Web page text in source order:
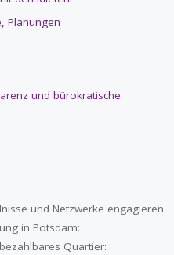
Planungen
und bürokratische
und Netzwerke engagieren
in Potsdam:
Quartier: